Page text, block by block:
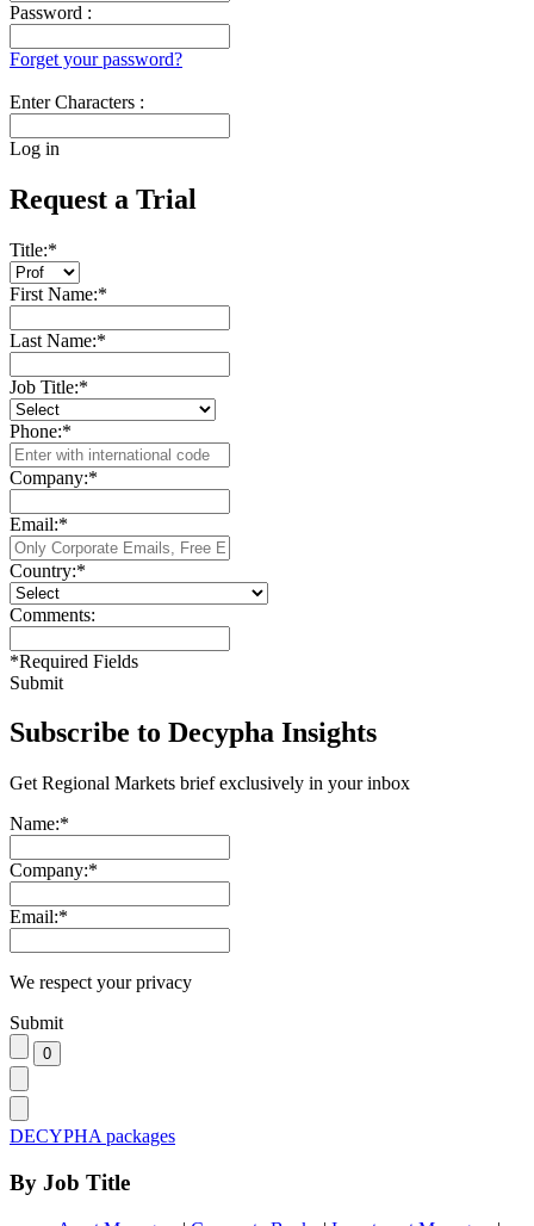
Password :
Forget your password?
Enter Characters :
Log in
Request a Trial
Title:*
First Name:*
Last Name:*
Job Title:*
Phone:*
Company:*
Email:*
Country:*
Comments:
*Required Fields
Submit
Subscribe to Decypha Insights
Get Regional Markets brief exclusively in your inbox
Name:*
Company:*
Email:*
We respect your privacy
Submit
DECYPHA packages
By Job Title